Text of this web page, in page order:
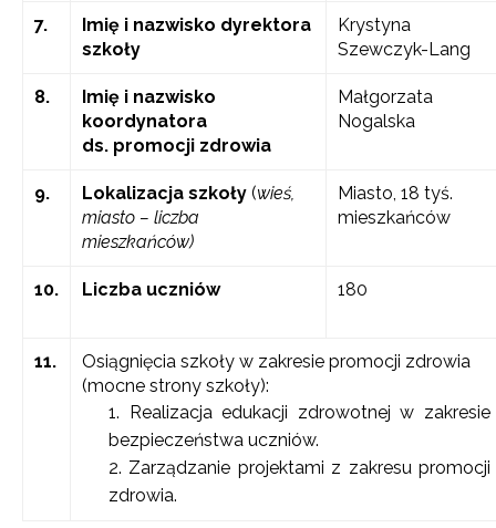
7.
Imię i nazwisko dyrektora
szkoły
Krystyna
Szewczyk-Lang
8.
Imię i nazwisko
koordynatora
ds. promocji zdrowia
Małgorzata
Nogalska
9. Lokalizacja szkoły (wieś,
miasto – liczba
mieszkańców)
Miasto, 18 tyś.
mieszkańców
10. Liczba uczniów 180
11.
Osiągnięcia szkoły w zakresie promocji zdrowia
(mocne strony szkoły):
Realizacja edukacji zdrowotnej w zakresie
bezpieczeństwa uczniów.
Zarządzanie projektami z zakresu promocji
zdrowia.